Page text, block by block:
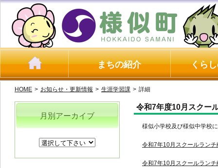
まちの紹介 くら
HOME > お知らせ・更新情報 > 生涯学習課 > 詳細
令和7年度10月スクー
様似小学校及び様似中学校
令和7年10月スクールラン
令和7年10月スクールラン
月別アーカイブ